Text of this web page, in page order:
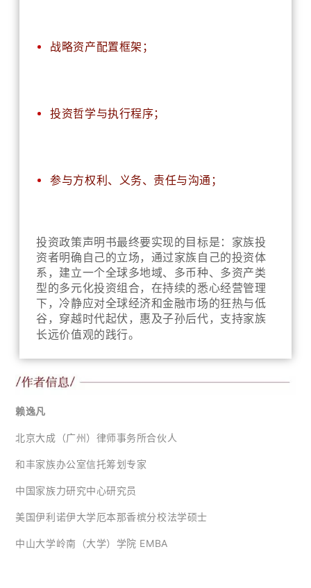
战略资产配置框架；
投资哲学与执行程序；
参与方权利、义务、责任与沟通；
投资政策声明书最终要实现的目标是：家族投
资者明确自己的立场，通过家族自己的投资体
系，建立一个全球多地域、多币种、多资产类
型的多元化投资组合，在持续的悉心经营管理
下，冷静应对全球经济和金融市场的狂热与低
谷，穿越时代起伏，惠及子孙后代，支持家族
长远价值观的践行。
赖逸凡
北京大成（广州）律师事务所合伙人
和丰家族办公室信托筹划专家
中国家族力研究中心研究员
美国伊利诺伊大学厄本那香槟分校法学硕士
中山大学岭南（大学）学院 EMBA